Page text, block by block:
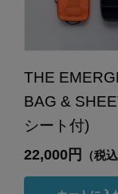
THE
BAG &
シート付)
22,000円 （税込